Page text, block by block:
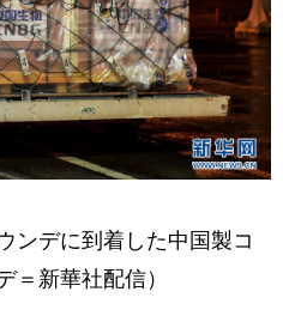
ンデに到着した中国製コ
＝新華社配信）